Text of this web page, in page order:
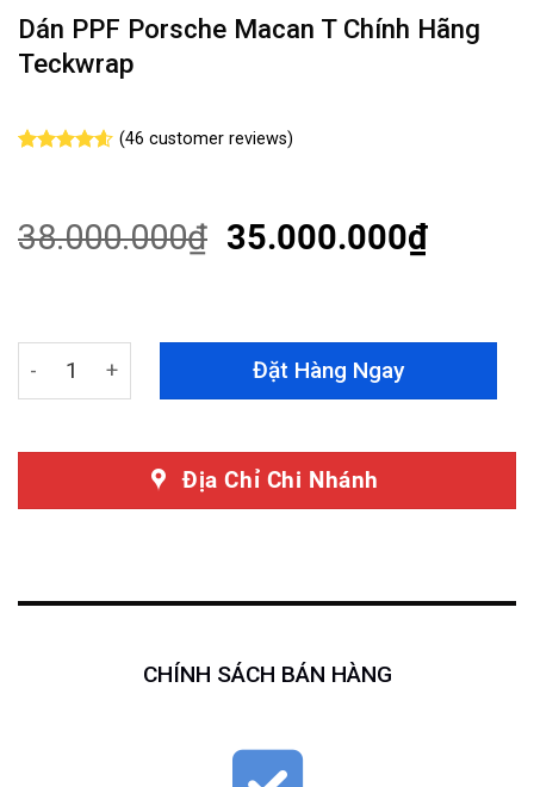
Dán PPF Porsche Macan T Chính Hãng
Teckwrap
customer
ratings
(46 customer reviews)
38.000.000₫ 35.000.000₫
Dán PPF Porsche Macan T Chính Hãng Teckwrap
Đặt Hàng Ngay
Địa Chỉ Chi Nhánh
CHÍNH SÁCH BÁN HÀNG